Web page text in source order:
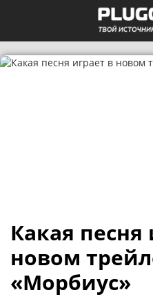
Какая песня
новом
«Морбиус»